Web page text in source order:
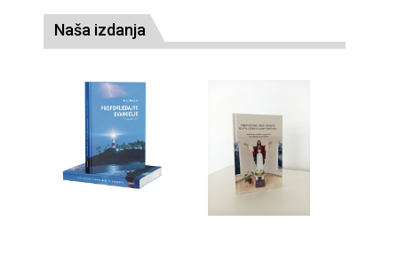
Naša izdanja